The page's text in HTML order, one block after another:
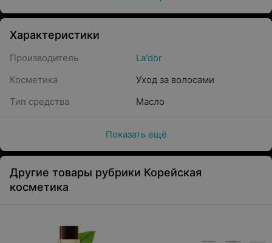
чему средство незаменимо для волос, которые часто
подвергаются укладке феном и утюжком.
Характеристики
Производитель
La'dor
Косметика
Уход за волосами
Тип средства
Масло
Показать ещё
Другие товары рубрики Корейская
косметика